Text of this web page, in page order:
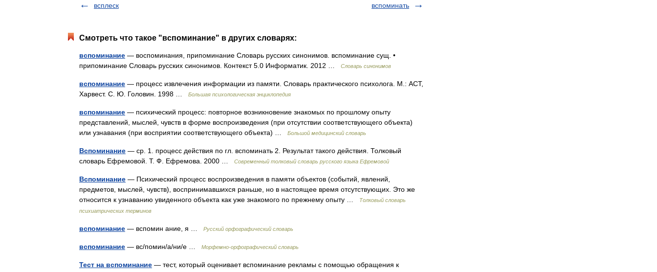
всплеск вспоминать
Смотреть что такое "вспоминание" в других словарях:
вспоминание — воспоминания, припоминание Словарь русских синонимов. вспоминание сущ. •
припоминание Словарь русских синонимов. Контекст 5.0 Информатик. 2012 …
Словарь синонимов
вспоминание — процесс извлечения информации из памяти. Словарь практического психолога. М.: АСТ,
Харвест. С. Ю. Головин. 1998 …
Большая психологическая энциклопедия
вспоминание — психический процесс: повторное возникновение знакомых по прошлому опыту
представлений, мыслей, чувств в форме воспроизведения (при отсутствии соответствующего объекта)
или узнавания (при восприятии соответствующего объекта) …
Большой медицинский словарь
Вспоминание — ср. 1. процесс действия по гл. вспоминать 2. Результат такого действия. Толковый
словарь Ефремовой. Т. Ф. Ефремова. 2000 …
Современный толковый словарь русского языка Ефремовой
Вспоминание — Психический процесс воспроизведения в памяти объектов (событий, явлений,
предметов, мыслей, чувств), воспринимавшихся раньше, но в настоящее время отсутствующих. Это же
относится к узнаванию увиденного объекта как уже знакомого по прежнему опыту …
Толковый словарь
психиатрических терминов
вспоминание — вспомин ание, я … Русский орфографический словарь
вспоминание — вс/помин/а/ни/е … Морфемно-орфографический словарь
Тест на вспоминание — тест, который оценивает вспоминание рекламы с помощью обращения к